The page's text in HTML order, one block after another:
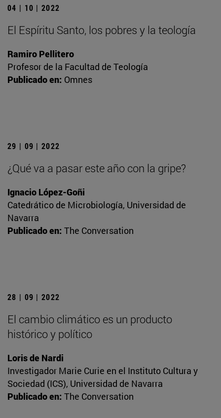
04 | 10 | 2022
El Espíritu Santo, los pobres y la teología
Ramiro Pellitero
Profesor de la Facultad de Teología
Publicado en: Omnes
29 | 09 | 2022
¿Qué va a pasar este año con la gripe?
Ignacio López-Goñi
Catedrático de Microbiología, Universidad de
Navarra
Publicado en: The Conversation
28 | 09 | 2022
El cambio climático es un producto
histórico y político
Loris de Nardi
Investigador Marie Curie en el Instituto Cultura y
Sociedad (ICS), Universidad de Navarra
Publicado en: The Conversation